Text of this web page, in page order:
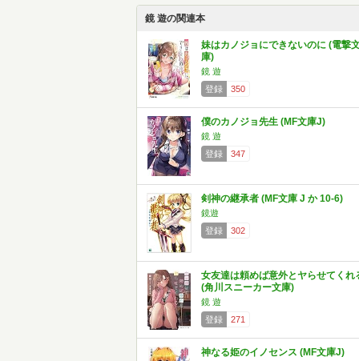
鏡 遊の関連本
妹はカノジョにできないのに (電撃
庫)
鏡 遊
登録
350
僕のカノジョ先生 (MF文庫J)
鏡 遊
登録
347
剣神の継承者 (MF文庫 J か 10-6)
鏡遊
登録
302
女友達は頼めば意外とヤらせてくれ
(角川スニーカー文庫)
鏡 遊
登録
271
神なる姫のイノセンス (MF文庫J)